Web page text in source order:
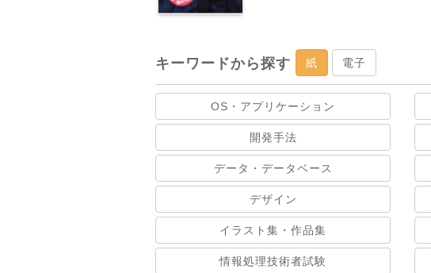
キーワードから探す 紙 電子
OS・アプリケーション
開発手法
データ・データベース
デザイン
イラスト集・作品集
情報処理技術者試験